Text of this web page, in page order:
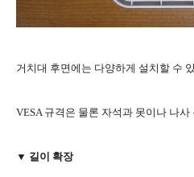
거치대 후면에는 다양하게 설치할 수
VESA 규격은 물론 자석과 못이나 나
▼ 길이 확장